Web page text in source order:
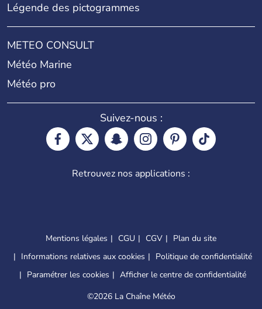
Légende des pictogrammes
METEO CONSULT
Météo Marine
Météo pro
Suivez-nous :
Retrouvez nos applications :
Mentions légales CGU CGV
Plan du site
Informations relatives aux cookies
Politique de confidentialité
Paramétrer les cookies
Afficher le centre de confidentialité
©2026 La Chaîne Météo